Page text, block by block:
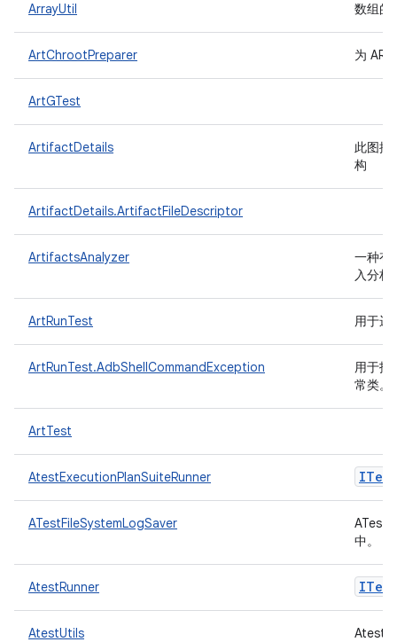
ArrayUtil 数组的
ArtChrootPreparer 为
ArtGTest
ArtifactDetails
此图描
构
ArtifactDetails.ArtifactFileDescriptor
ArtifactsAnalyzer
一种有
入分
ArtRunTest 用于运
ArtRunTest.AdbShellCommandException
用于报
常类。
ArtTest
AtestExecutionPlanSuiteRunner ITest
ATestFileSystemLogSaver
ATest
中。
AtestRunner ITest
AtestUtils Atest